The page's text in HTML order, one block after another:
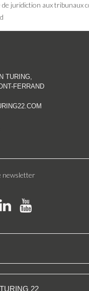
juridiction aux tribunaux
TURING,
FERRAND
newsletter
22